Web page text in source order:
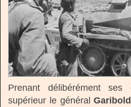
Prenant délibérément ses
supérieur le général